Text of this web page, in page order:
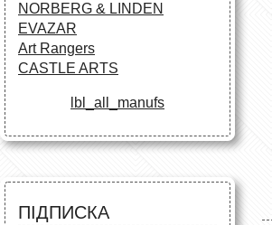
NORBERG & LINDEN
EVAZAR
Art Rangers
CASTLE ARTS
lbl_all_manufs
ПІДПИСКА